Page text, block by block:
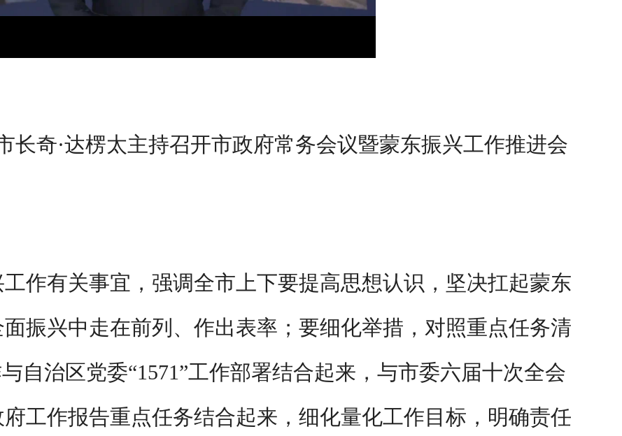
长奇·达楞太主持召开市政府常务会议暨蒙东振兴工作推进会
作有关事宜，强调全市上下要提高思想认识，坚决扛起蒙东
振兴中走在前列、作出表率；要细化举措，对照重点任务清
自治区党委“1571”工作部署结合起来，与市委六届十次全会
工作报告重点任务结合起来，细化量化工作目标，明确责任